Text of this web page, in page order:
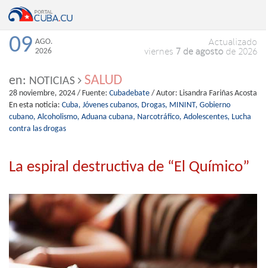
09 AGO.
2026
Actualizado
viernes 7 de agosto de 2026
en: NOTICIAS SALUD
28 noviembre, 2024 / Fuente: Cubadebate / Autor: Lisandra Fariñas Acosta
En esta noticia: Cuba, Jóvenes cubanos, Drogas, MININT, Gobierno
cubano, Alcoholismo, Aduana cubana, Narcotráfico, Adolescentes, Lucha
contra las drogas
La espiral destructiva de “El Químico”